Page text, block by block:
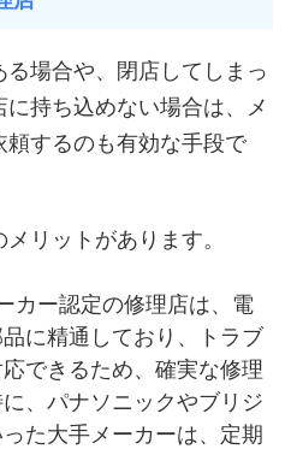
場合や、閉店してしまっ
持ち込めない場合は、メ
するのも有効な手段で
リットがあります。
カー認定の修理店は、電
に精通しており、トラブ
できるため、確実な修理
、パナソニックやブリジ
た大手メーカーは、定期